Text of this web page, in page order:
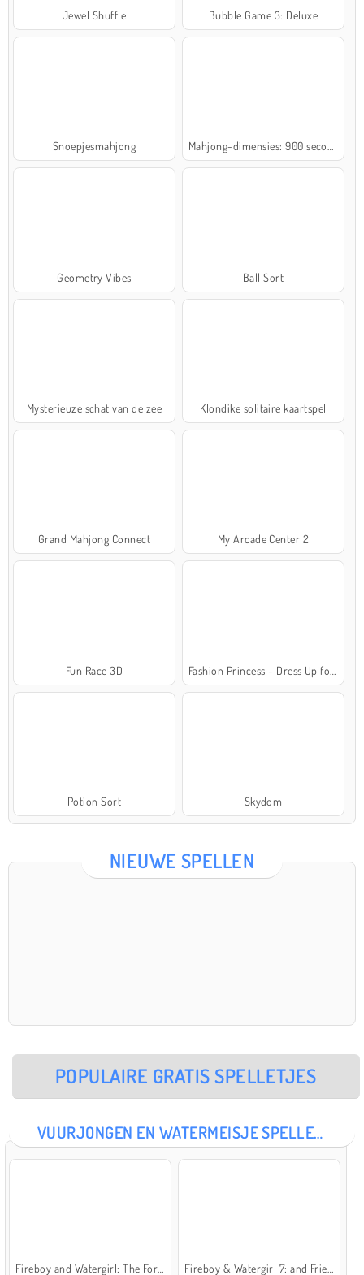
Jewel Shuffle Bubble Game 3: Deluxe
Snoepjesmahjong
Geometry Vibes Ball Sort
Mysterieuze schat van de zee Klondike solitaire kaartspel
Grand Mahjong Connect My Arcade Center 2
Fun Race 3D
Potion Sort Skydom
NIEUWE SPELLEN
POPULAIRE GRATIS SPELLETJES
VUURJONGEN EN WATERMEISJE SPELLETJES